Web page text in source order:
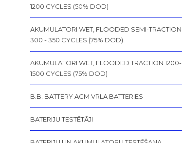
1200 CYCLES (50% DOD)
AKUMULATORI WET, FLOODED SEMI-TRACTION
300 - 350 CYCLES (75% DOD)
AKUMULATORI WET, FLOODED TRACTION 1200-
1500 CYCLES (75% DOD)
B.B. BATTERY AGM VRLA BATTERIES
BATERIJU TESTĒTĀJI